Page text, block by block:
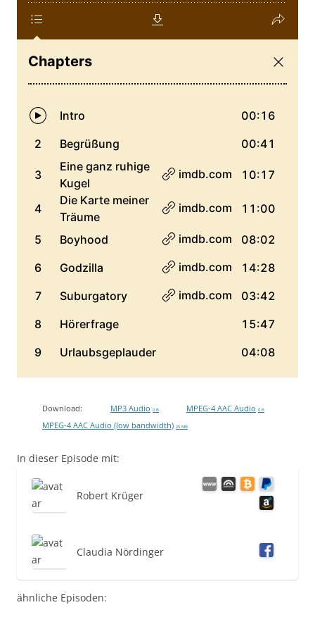
Download: MP3 Audio 0 B MPEG-4 AAC Audio 0 B
MPEG-4 AAC Audio (low bandwidth) 25 MB
In dieser Episode mit:
Robert Krüger
Claudia Nördinger
ähnliche Episoden: